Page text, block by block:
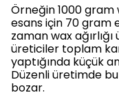
Örneğin 1000 gram
esans için 70 gram
zaman wax ağırlığı
üreticiler toplam
yaptığında küçük
Düzenli üretimde
bozar.